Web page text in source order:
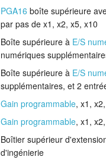
PGA16 boîte supérieure
par pas de x1, x2, x5, x10
Boîte supérieure à E/S
numériques
Boîte supérieure à E/S
supplémentaires, et 2
Gain programmable, x1,
Gain programmable, x1,
Boîtier supérieur
d'ingénierie